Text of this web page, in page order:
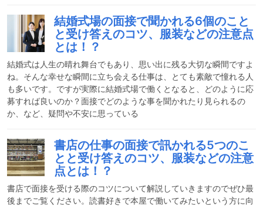
結婚式場の面接で聞かれる6個のこと
と受け答えのコツ、服装などの注意点
とは！？
結婚式は人生の晴れ舞台でもあり、思い出に残る大切な瞬間ですよ
ね。そんな幸せな瞬間に立ち会える仕事は、とても素敵で憧れる人
も多いです。ですが実際に結婚式場で働くとなると、どのように応
募すれば良いのか？面接でどのような事を聞かれたり見られるの
か、など、疑問や不安に思っている
書店の仕事の面接で訊かれる5つのこ
とと受け答えのコツ、服装などの注意
点とは！？
書店で面接を受ける際のコツについて解説していきますのでぜひ最
後までご覧ください。読書好きで本屋で働いてみたいという方に向